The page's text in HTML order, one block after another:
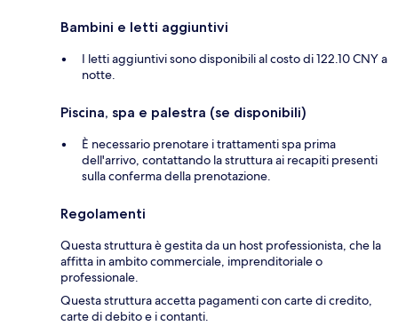
Bambini e letti aggiuntivi
I letti aggiuntivi sono disponibili al costo di 122.10 CNY a
notte.
Piscina, spa e palestra (se disponibili)
È necessario prenotare i trattamenti spa prima
dell'arrivo, contattando la struttura ai recapiti presenti
sulla conferma della prenotazione.
Regolamenti
Questa struttura è gestita da un host professionista, che la
affitta in ambito commerciale, imprenditoriale o
professionale.
Questa struttura accetta pagamenti con carte di credito,
carte di debito e i contanti.